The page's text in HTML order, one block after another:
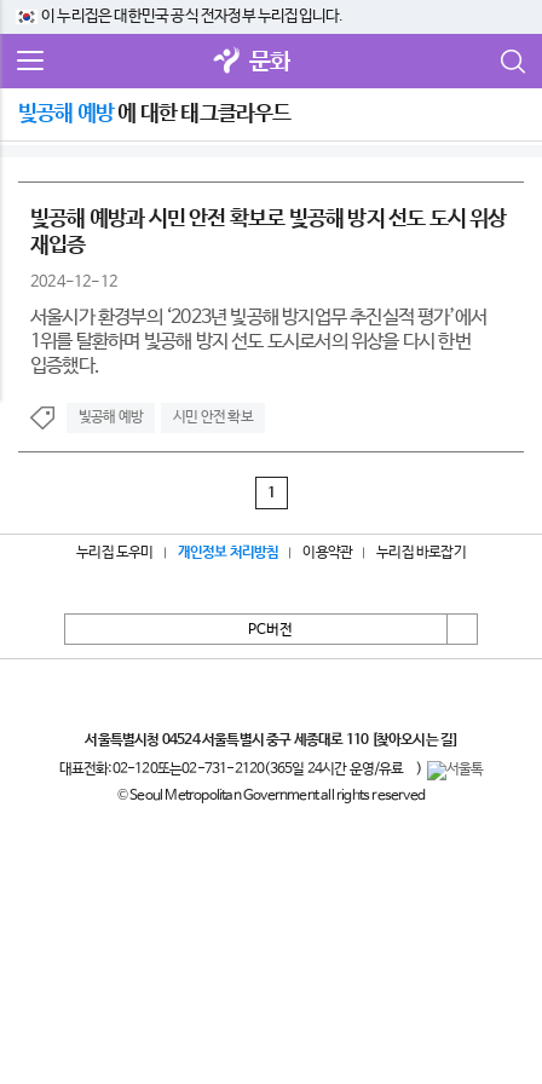
이 누리집은 대한민국 공식 전자정부 누리집입니다.
문화
빛공해 예방에 대한 태그클라우드
빛공해 예방과 시민 안전 확보로 빛공해 방지 선도 도시 위상
재입증
2024-12-12
서울시가 환경부의 ‘2023년 빛공해 방지업무 추진실적 평가’에서
1위를 탈환하며 빛공해 방지 선도 도시로서의 위상을 다시 한번
입증했다.
빛공해 예방 시민 안전 확보
1
누리집 도우미 개인정보 처리방침 이용약관 누리집 바로잡기
PC버전
서울특별시청 04524 서울특별시 중구 세종대로 110 [찾아오시는 길]
대표전화:02-120또는02-731-2120(365일 24시간 운영/유료
)
© Seoul Metropolitan Government all rights reserved